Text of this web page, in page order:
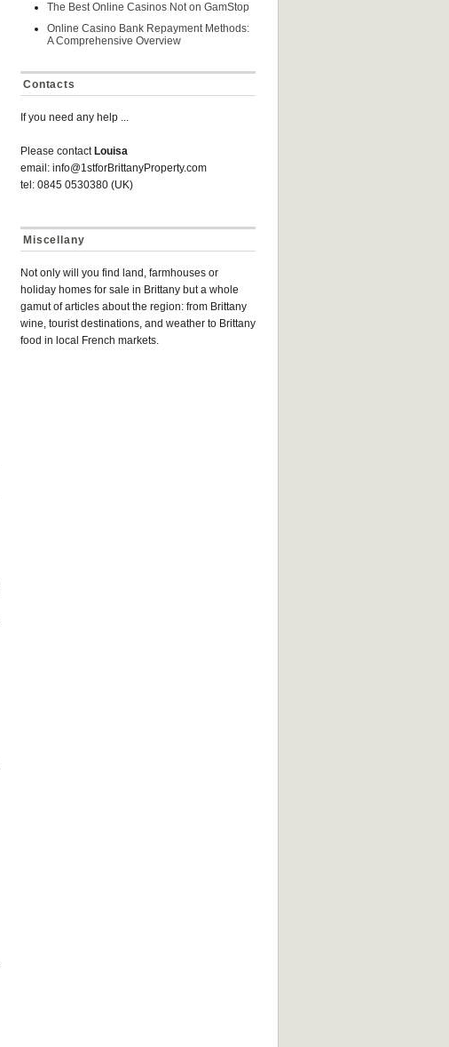
The Best Online Casinos Not on GamStop
Online Casino Bank Repayment Methods:
A Comprehensive Overview
Contacts
If you need any help ...
Please contact Louisa
email: info@1stforBrittanyProperty.com
tel: 0845 0530380 (UK)
Miscellany
Not only will you find land, farmhouses or
holiday homes for sale in Brittany but a whole
gamut of articles about the region: from Brittany
wine, tourist destinations, and weather to Brittany
food in local French markets.